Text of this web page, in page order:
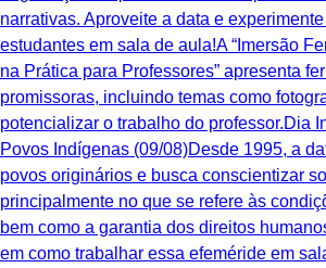
narrativas. Aproveite a data e
estudantes em sala de aula!A “Imersão
na Prática para Professores” apresenta
promissoras, incluindo temas como
potencializar o trabalho do professor.Dia
Povos Indígenas (09/08)Desde 1995, a
povos originários e busca conscientizar
principalmente no que se refere às
bem como a garantia dos direitos
em como trabalhar essa efeméride em